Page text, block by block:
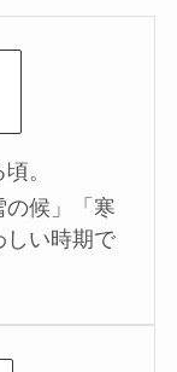
。
の候」「寒
しい時期で